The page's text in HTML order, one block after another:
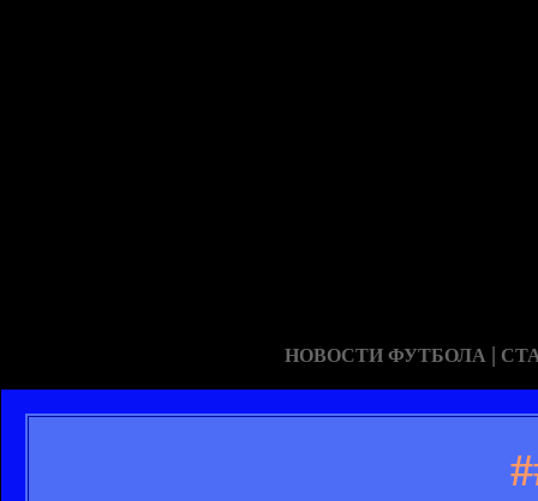
НОВОСТИ ФУТБОЛА |